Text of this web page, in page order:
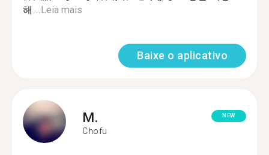
해...Leia mais
Baixe o aplicativo
M.
Chofu
NEW